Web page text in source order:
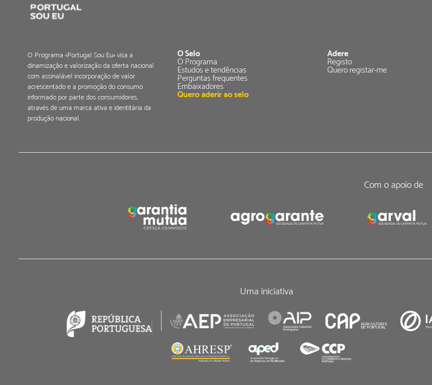
O Programa «Portugal Sou Eu» visa a
dinamização e valorização da oferta nacional
com assinalável incorporação de valor
acrescentado e a promoção do consumo
informado por parte dos consumidores,
através de uma marca ativa e identitária da
produção nacional.
O Selo
O Programa
Estudos e tendências
Perguntas frequentes
Embaixadores
Quero aderir ao selo
Adere
Registo
Quero registar-me
Com o apoio de
Uma iniciativa